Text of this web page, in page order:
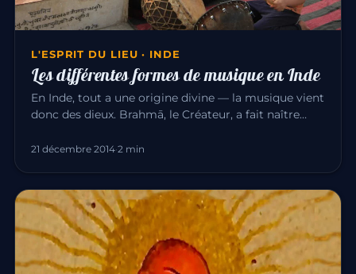
L'ESPRIT DU LIEU · INDE
Les différentes formes de musique en Inde
En Inde, tout a une origine divine — la musique vient
donc des dieux. Brahmā, le Créateur, a fait naître
21 décembre 2014·2 min